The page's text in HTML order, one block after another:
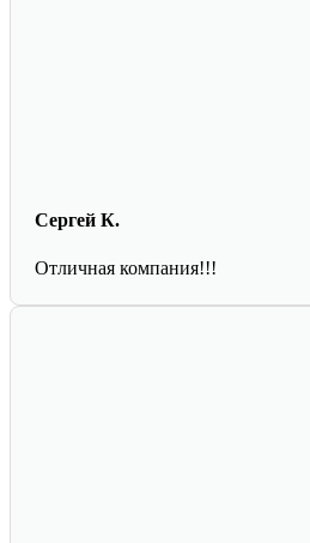
Сергей К.
Отличная компания!!!